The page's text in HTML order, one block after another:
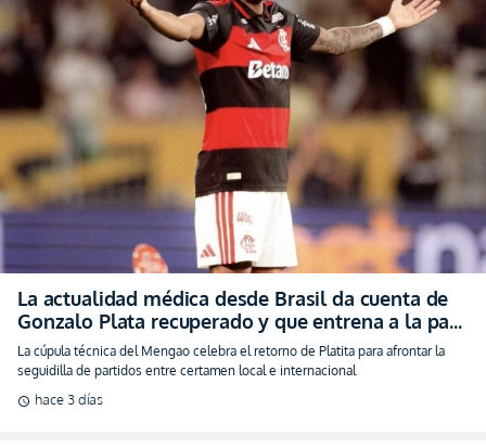
La actualidad médica desde Brasil da cuenta de
Gonzalo Plata recuperado y que entrena a la par
en Flamengo (FOTO)
La cúpula técnica del Mengao celebra el retorno de Platita para afrontar la
seguidilla de partidos entre certamen local e internacional
schedule hace 3 días